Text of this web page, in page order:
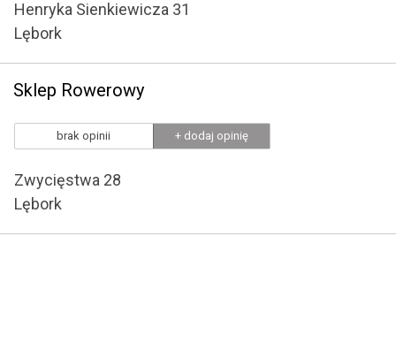
Henryka Sienkiewicza 31
Lębork
Sklep Rowerowy
brak opinii + dodaj opinię
Zwycięstwa 28
Lębork